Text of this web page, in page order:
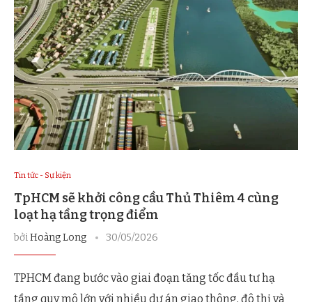
Tin tức - Sự kiện
TpHCM sẽ khởi công cầu Thủ Thiêm 4 cùng
loạt hạ tầng trọng điểm
bởiHoàng Long 30/05/2026
TPHCM đang bước vào giai đoạn tăng tốc đầu tư hạ
tầng quy mô lớn với nhiều dự án giao thông, đô thị và